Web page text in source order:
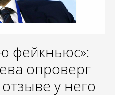
фейкньюс»:
опроверг
у него